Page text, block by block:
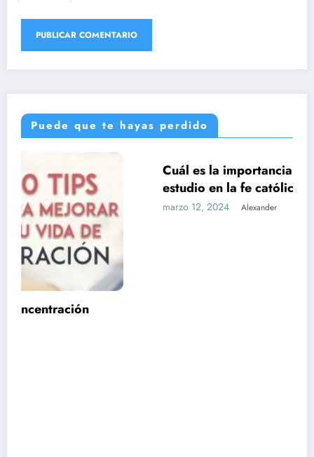
Puede que te hayas perdido
Cuál es la importancia de la formación y el
estudio en la fe católica
marzo 12, 2024 Alexander